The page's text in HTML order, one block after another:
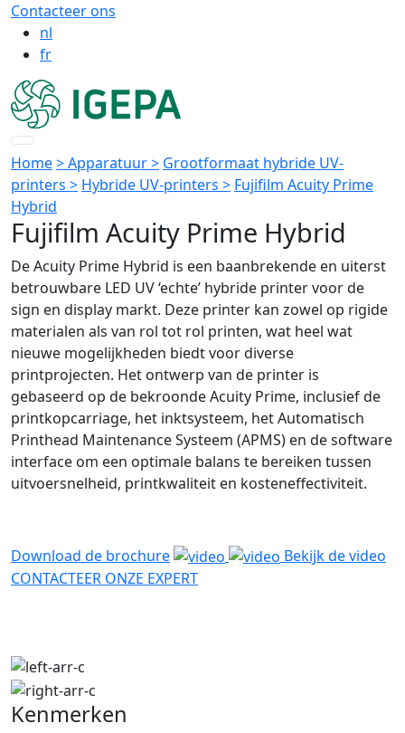
Contacteer ons
nl
fr
Home> Apparatuur > Grootformaat hybride UV-
printers > Hybride UV-printers > Fujifilm Acuity Prime
Hybrid
Fujifilm Acuity Prime Hybrid
De Acuity Prime Hybrid is een baanbrekende en uiterst
betrouwbare LED UV ‘echte’ hybride printer voor de
sign en display markt. Deze printer kan zowel op rigide
materialen als van rol tot rol printen, wat heel wat
nieuwe mogelijkheden biedt voor diverse
printprojecten. Het ontwerp van de printer is
gebaseerd op de bekroonde Acuity Prime, inclusief de
printkopcarriage, het inktsysteem, het Automatisch
Printhead Maintenance Systeem (APMS) en de software
interface om een optimale balans te bereiken tussen
uitvoersnelheid, printkwaliteit en kosteneffectiviteit.
Download de brochure
Bekijk de video
CONTACTEER ONZE EXPERT
Kenmerken